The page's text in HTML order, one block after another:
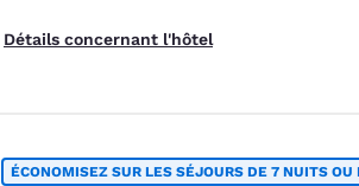
Détails concernant l'hôtel
ÉCONOMISEZ SUR LES SÉJOURS DE 7 NUITS OU